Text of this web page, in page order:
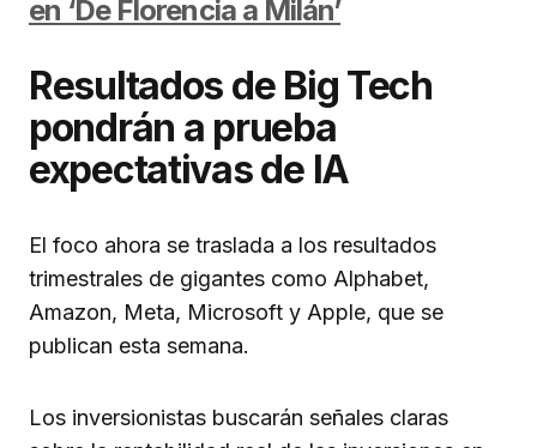
en ‘De Florencia a Milán’
Resultados de Big Tech
pondrán a prueba
expectativas de IA
El foco ahora se traslada a los resultados
trimestrales de gigantes como Alphabet,
Amazon, Meta, Microsoft y Apple, que se
publican esta semana.
Los inversionistas buscarán señales claras